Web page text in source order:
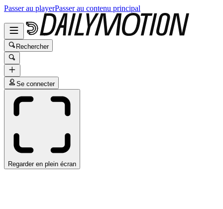
Passer au playerPasser au contenu principal
Rechercher
Se connecter
Regarder en plein écran